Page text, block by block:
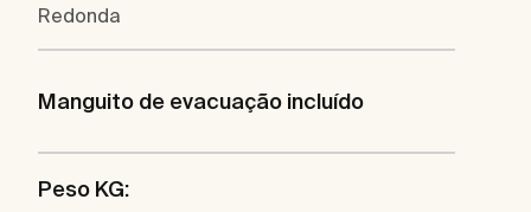
Redonda
Manguito de evacuação incluído
Peso KG: